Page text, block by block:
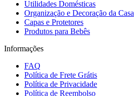
Utilidades Domésticas
Organização e Decoração da Casa
Capas e Protetores
Produtos para Bebês
Informações
FAQ
Política de Frete Grátis
Política de Privacidade
Política de Reembolso